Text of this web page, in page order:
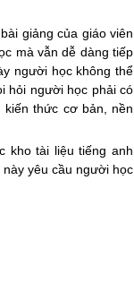
giảng của giáo viên
mà vẫn dễ dàng tiếp
người học không thể
hỏi người học phải có
thức cơ bản, nền
kho tài liệu tiếng anh
yêu cầu người học